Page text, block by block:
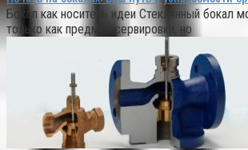
Бокал как носитель идеи Стеклянный бокал
только как предмет сервировки, но